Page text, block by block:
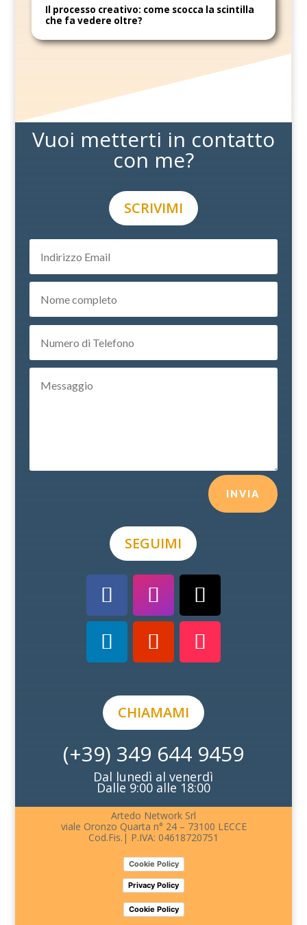
Il processo creativo: come scocca la scintilla
che fa vedere oltre?
Vuoi metterti in contatto
con me?
SCRIVIMI
INVIA
SEGUIMI
CHIAMAMI
(+39) 349 644 9459
Dal lunedì al venerdì
Dalle 9:00 alle 18:00
Artedo Network Srl
viale Oronzo Quarta n° 24 – 73100 LECCE
Cod.Fis.| P.IVA: 04618720751
Cookie Policy
Privacy Policy
Cookie Policy